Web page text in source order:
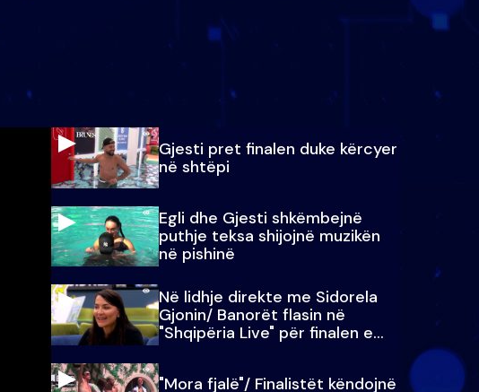
Gjesti pret finalen duke kërcyer
në shtëpi
Egli dhe Gjesti shkëmbejnë
puthje teksa shijojnë muzikën
në pishinë
Në lidhje direkte me Sidorela
Gjonin/ Banorët flasin në
"Shqipëria Live" për finalen e
madhe
"Mora fjalë"/ Finalistët këndojnë